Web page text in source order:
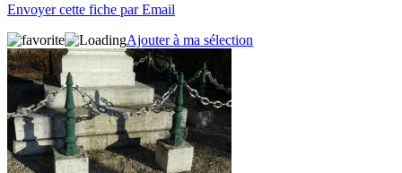
Envoyer cette fiche par Email
Ajouter à ma sélection